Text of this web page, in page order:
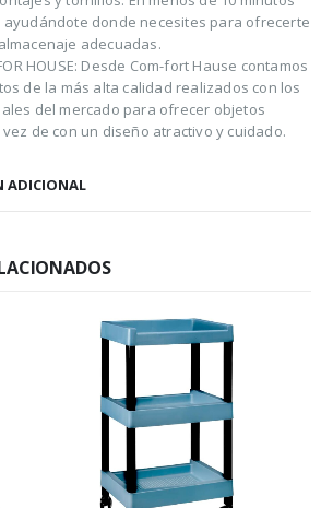
donde necesites para ofrecerte
adecuadas.
HOUSE: Desde Com-fort Hause contamos
de la más alta calidad realizados con los
del mercado para ofrecer objetos
de con un diseño atractivo y cuidado.
ADICIONAL